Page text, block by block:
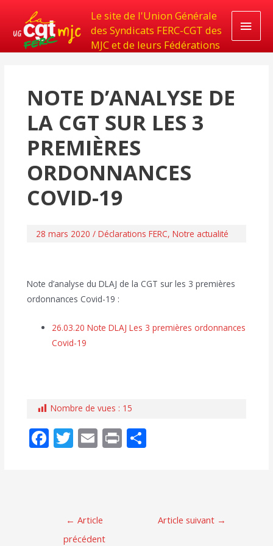
Le site de l'Union Générale
des Syndicats FERC-CGT des
MJC et de leurs Fédérations
NOTE D’ANALYSE DE
LA CGT SUR LES 3
PREMIÈRES
ORDONNANCES
COVID-19
28 mars 2020 / Déclarations FERC, Notre actualité
Note d’analyse du DLAJ de la CGT sur les 3 premières
ordonnances Covid-19 :
26.03.20 Note DLAJ Les 3 premières ordonnances
Covid-19
Nombre de vues : 15
F T E PrP
er
← Article
précédent
Article suivant →